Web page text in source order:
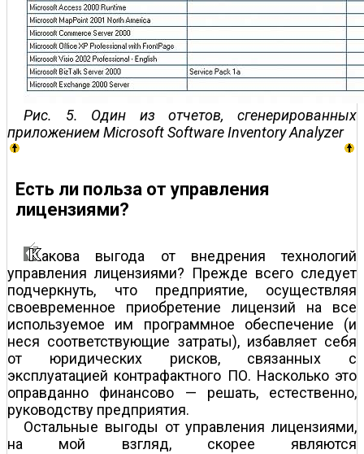
Рис. 5. Один из отчетов, сгенерированных
приложением Microsoft Software Inventory Analyzer
Есть ли польза от управления
лицензиями?
акова выгода от внедрения технологий
управления лицензиями? Прежде всего следует
подчеркнуть, что предприятие, осуществляя
своевременное приобретение лицензий на все
используемое им программное обеспечение (и
неся соответствующие затраты), избавляет себя
от юридических рисков, связанных с
эксплуатацией контрафактного ПО. Насколько это
оправданно финансово — решать, естественно,
руководству предприятия.
Остальные выгоды от управления лицензиями,
на мой взгляд, скорее являются